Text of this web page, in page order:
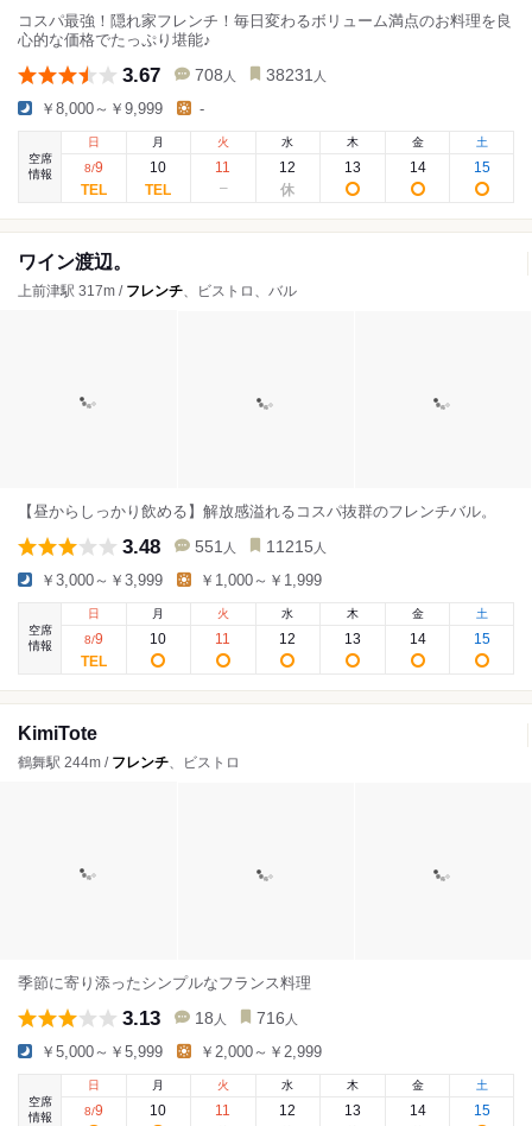
コスパ最強！隠れ家フレンチ！毎日変わるボリューム満点のお料理を良
心的な価格でたっぷり堪能♪
3.67 708 人 38231 人
￥8,000～￥9,999 -
空席
情報
日
8/9
月
10
火
11
水
12
木
13
金
14
土
15
ワイン渡辺。
上前津駅 317m / フレンチ、ビストロ、バル
【昼からしっかり飲める】解放感溢れるコスパ抜群のフレンチバル。
3.48 551 人 11215 人
￥3,000～￥3,999 ￥1,000～￥1,999
空席
情報
日
8/9
月
10
火
11
水
12
木
13
金
14
土
15
KimiTote
鶴舞駅 244m / フレンチ、ビストロ
季節に寄り添ったシンプルなフランス料理
3.13 18 人 716 人
￥5,000～￥5,999 ￥2,000～￥2,999
空席
情報
日
8/9
月
10
火
11
水
12
木
13
金
14
土
15